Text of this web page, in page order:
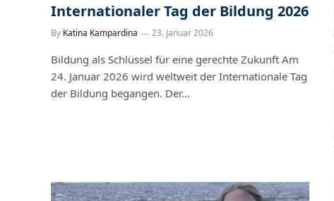
Internationaler Tag der Bildung 2026
By Katina Kampardina 23. Januar 2026
Bildung als Schlüssel für eine gerechte Zukunft Am
24. Januar 2026 wird weltweit der Internationale Tag
der Bildung begangen. Der…